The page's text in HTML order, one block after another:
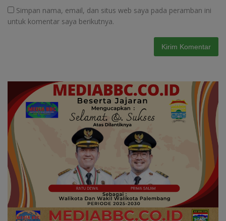
Simpan nama, email, dan situs web saya pada peramban ini
untuk komentar saya berikutnya.